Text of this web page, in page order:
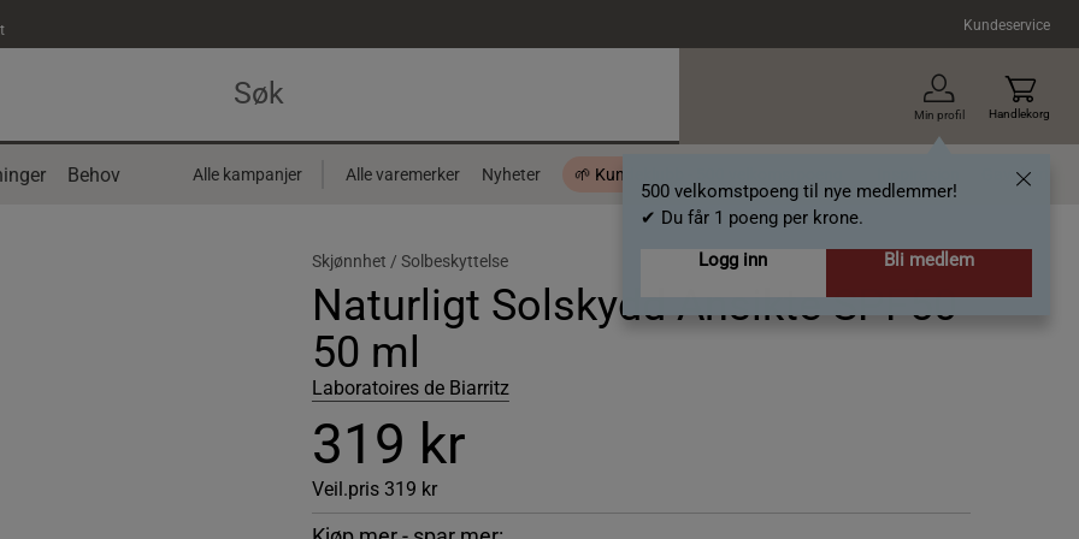
Kundeservice
Min profil
500 velkomstpoeng til nye medlemmer!
✔ Du får 1 poeng per krone.
Logg inn
Bli medlem
Handlekorg
Behov Alle kampanjer Alle varemerker Nyheter 🌱 Kundeklubb - 500 velkomstpoeng Gavekort
Skjønnhet / Solbeskyttelse
Naturligt Solskydd Ansikte SPF50
50 ml
Laboratoires de Biarritz
319 kr
Veil.pris 319 kr